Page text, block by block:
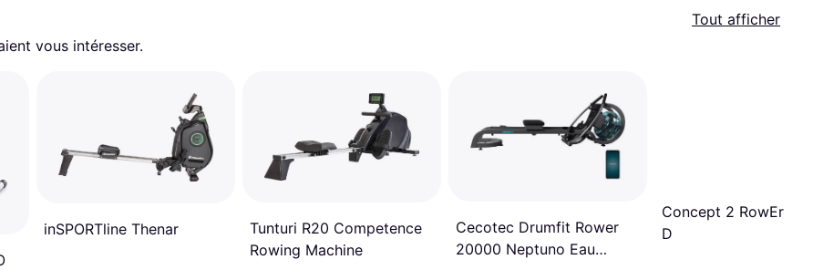
Tout afficher
vous intéresser.
inSPORTline Thenar
Tunturi R20 Competence
Rowing Machine
Cecotec Drumfit Rower
20000 Neptuno Eau
Concept 2 RowErg
D